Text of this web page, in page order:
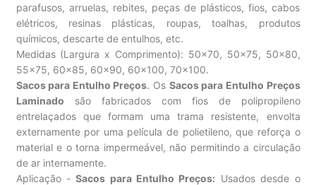
parafusos, arruelas, rebites, peças de plásticos, fios, cabos
elétricos, resinas plásticas, roupas, toalhas, produtos
químicos, descarte de entulhos, etc.
Medidas (Largura x Comprimento): 50×70, 50×75, 50×80,
55×75, 60×85, 60×90, 60×100, 70×100.
Sacos para Entulho Preços. Os Sacos para Entulho Preços
Laminado são fabricados com fios de polipropileno
entrelaçados que formam uma trama resistente, envolta
externamente por uma película de polietileno, que reforça o
material e o torna impermeável, não permitindo a circulação
de ar internamente.
Aplicação -Sacos para Entulho Preços: Usados desde o